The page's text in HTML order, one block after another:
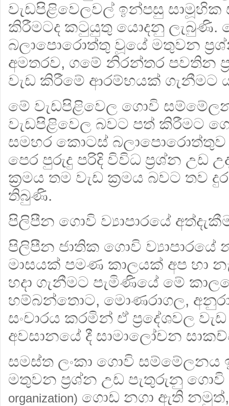
වැඩපිළිවෙලවල් ඉන්පසු සාමූහික
‍කිරීමටද කටුයුතු යොදනු ලැබුණි.
බලාපොරොත්තු වූයේ මතුවන
අමතරව, ගමේ නිරන්තර පවතින
වැඩ කිරීමේ ආරම්භයක් ගැනීමට
මේ වැඩපිළිවෙල ගොවි
වැඩපිළිවෙල බවට පත් කිරීමට
සමහර කොටස් බලාපොරොත්තුව
පෙර පුරුදු පරිදි විවිධ ප‍්‍රශ්න උඩ
ක‍්‍රමය තම වැඩ ක‍්‍රමය බවට තව
තිබුණි.
පිලිපීන ගොවි ව්‍යාපාරයේ
පිලිපීන ජාතික ගොවි ව්‍යාපාරයේ
මාසයක් පමණ කාලයක් අප හා
හදා ගැනීමට පැමිණියේ මේ
හම්බන්තොට, මොණරාගල,
සංචාරය කරමින් ඒ ප‍්‍රදේශවල
අවසානයේ දී සාමාලෝචන
සමස්ත ලංකා ගොවි සම්මේලනය
මතුවන ප‍්‍රශ්න උඩ පැතුරුනු ගොවි
organization) ගොඩ නගා ඇති